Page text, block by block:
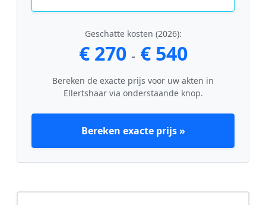
Geschatte kosten (2026):
€ 270 - € 540
Bereken de exacte prijs voor uw akten in
Ellertshaar via onderstaande knop.
Bereken exacte prijs »